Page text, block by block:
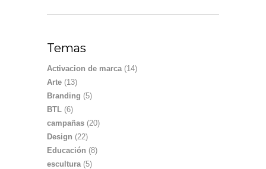
Temas
Activacion de marca(14)
Arte (13)
Branding (5)
BTL (6)
campañas (20)
Design (22)
Educación (8)
escultura(5)